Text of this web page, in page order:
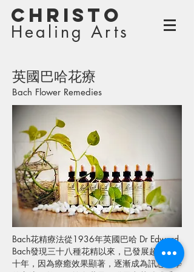
Christo
Healing Arts
Bach花精療法從1936年英國巴哈 Dr Edward
Bach發現三十八種花精以來，已發展超過五
十年，因為療癒效果顯著，逐漸成為訊息醫學
英國巴哈花療
Bach Flower Remedies